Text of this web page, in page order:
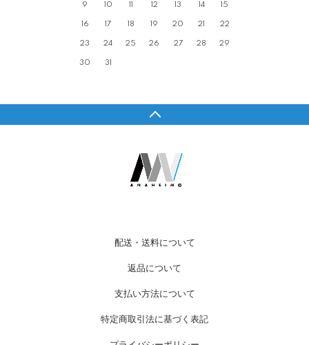
9 10 11 12 13 14 15
16 17 18 19 20 21 22
23 24 25 26 27 28 29
30 31
配送・送料について
返品について
支払い方法について
特定商取引法に基づく表記